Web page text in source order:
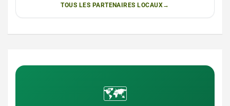
TOUS LES PARTENAIRES LOCAUX
🗺️